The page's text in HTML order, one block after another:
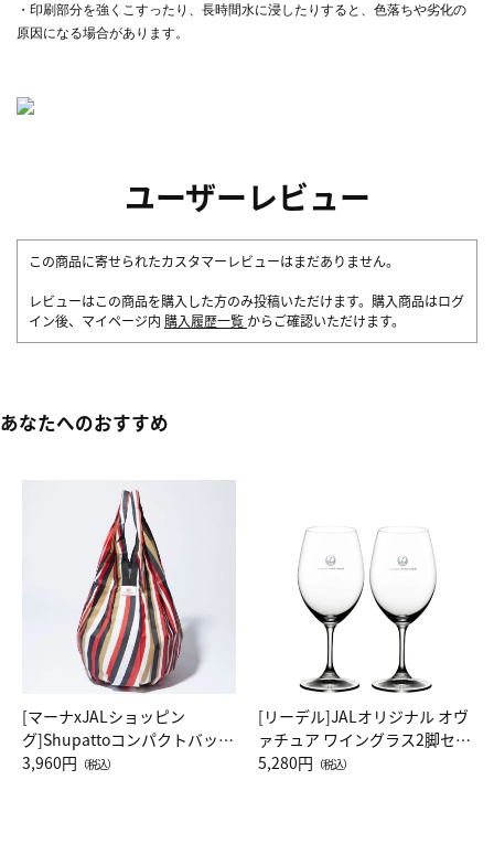
・印刷部分を強くこすったり、長時間水に浸したりすると、色落ちや劣化の
原因になる場合があります。
ユーザーレビュー
この商品に寄せられたカスタマーレビューはまだありません。
レビューはこの商品を購入した方のみ投稿いただけます。購入商品はログ
イン後、マイページ内 購入履歴一覧 からご確認いただけます。
あなたへのおすすめ
[マーナxJALショッピン
グ]Shupattoコンパクトバッグ
Drop JAL客室乗務員（LC）ス
3,960円 （税込）
[リーデル]JALオリジナル オヴ
ァチュア ワイングラス2脚セッ
ト（レッドワイン）
5,280円 （税込）